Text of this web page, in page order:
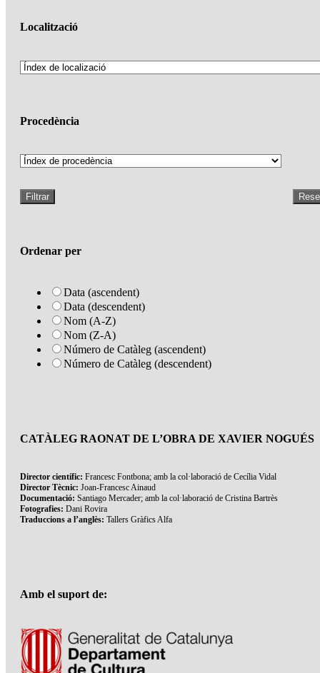
Localització
Procedència
Filtrar
Ordenar per
Data (ascendent)
Data (descendent)
Nom (A-Z)
Nom (Z-A)
Número de Catàleg (ascendent)
Número de Catàleg (descendent)
CATÀLEG RAONAT DE L’OBRA DE XAVIER NOGUÉS
Director científic: Francesc Fontbona; amb la col·laboració de Cecília Vidal
Director Tècnic: Joan-Francesc Ainaud
Documentació: Santiago Mercader; amb la col·laboració de Cristina Bartrès
Fotografies: Dani Rovira
Traduccions a l’anglès: Tallers Gràfics Alfa
Amb el suport de: